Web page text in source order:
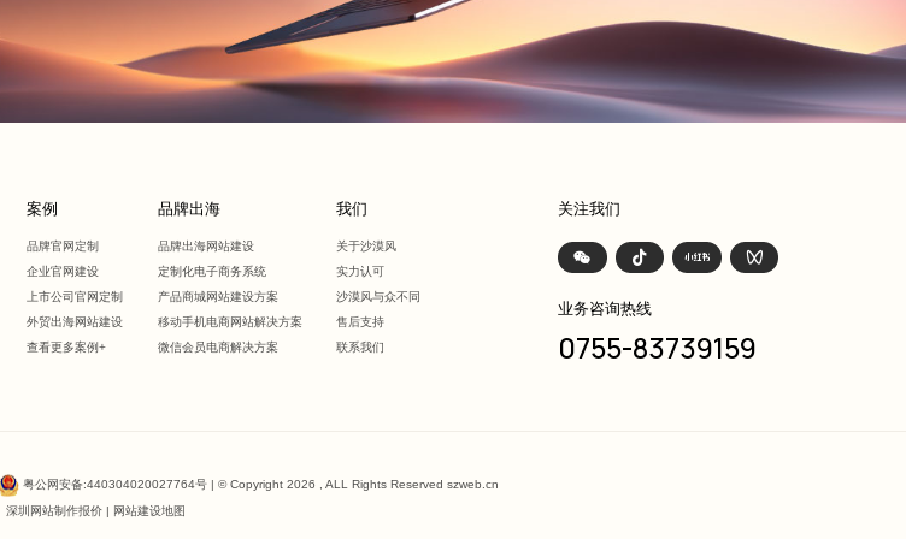
案例
品牌官网定制
企业官网建设
上市公司官网定制
外贸出海网站建设
查看更多案例+
品牌出海
品牌出海网站建设
定制化电子商务系统
产品商城网站建设方案
移动手机电商网站解决方案
微信会员电商解决方案
我们
关于沙漠风
实力认可
沙漠风与众不同
售后支持
联系我们
关注我们
业务咨询热线
0755-83739159
粤公网安备:440304020027764号 | © Copyright 2026 , ALL Rights Reserved szweb.cn
深圳网站制作报价 | 网站建设地图